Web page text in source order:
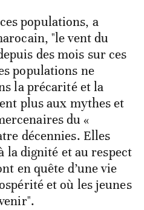
populations, a
"le vent du
des mois sur ces
populations ne
la précarité et la
plus aux mythes et
du «
décennies. Elles
la dignité et au respect
en quête d’une vie
et où les jeunes